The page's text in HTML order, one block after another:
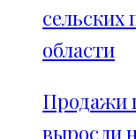
сельских
области
Продажи
выросли